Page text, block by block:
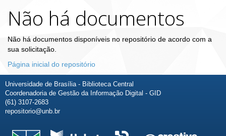
Não há documentos
Não há documentos disponíveis no repositório de acordo com a
sua solicitação.
Página inicial do repositório
Universidade de Brasília - Biblioteca Central
Coordenadoria de Gestão da Informação Digital - GID
(61) 3107-2683
repositorio@unb.br